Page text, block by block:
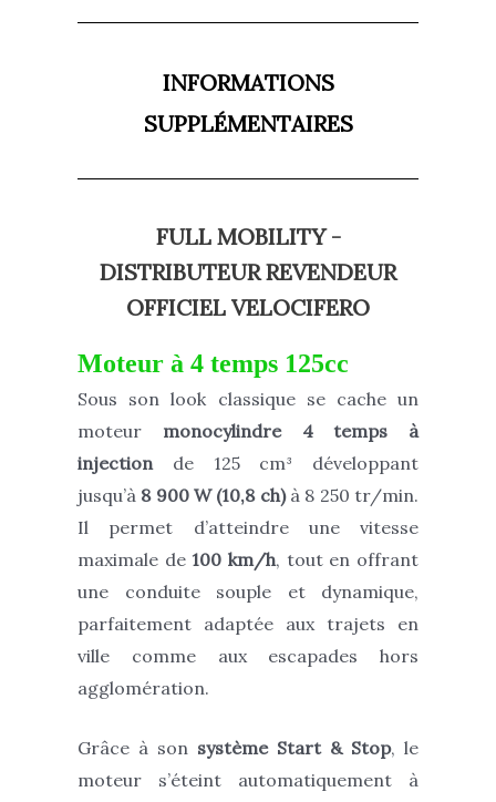
INFORMATIONS
SUPPLÉMENTAIRES
FULL MOBILITY -
DISTRIBUTEUR REVENDEUR
OFFICIEL VELOCIFERO
Moteur à 4 temps 125cc
Sous son look classique se cache un
moteur monocylindre 4 temps à
injection de 125 cm³ développant
jusqu’à 8 900 W (10,8 ch)à 8 250 tr/min.
Il permet d’atteindre une vitesse
maximale de 100 km/h, tout en offrant
une conduite souple et dynamique,
parfaitement adaptée aux trajets en
ville comme aux escapades hors
agglomération.
Grâce à son système Start & Stop, le
moteur s’éteint automatiquement à